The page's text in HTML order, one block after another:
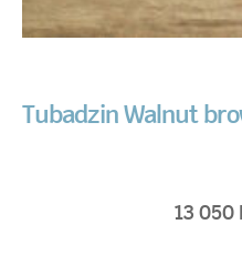
Tubadzin Walnut
13 050